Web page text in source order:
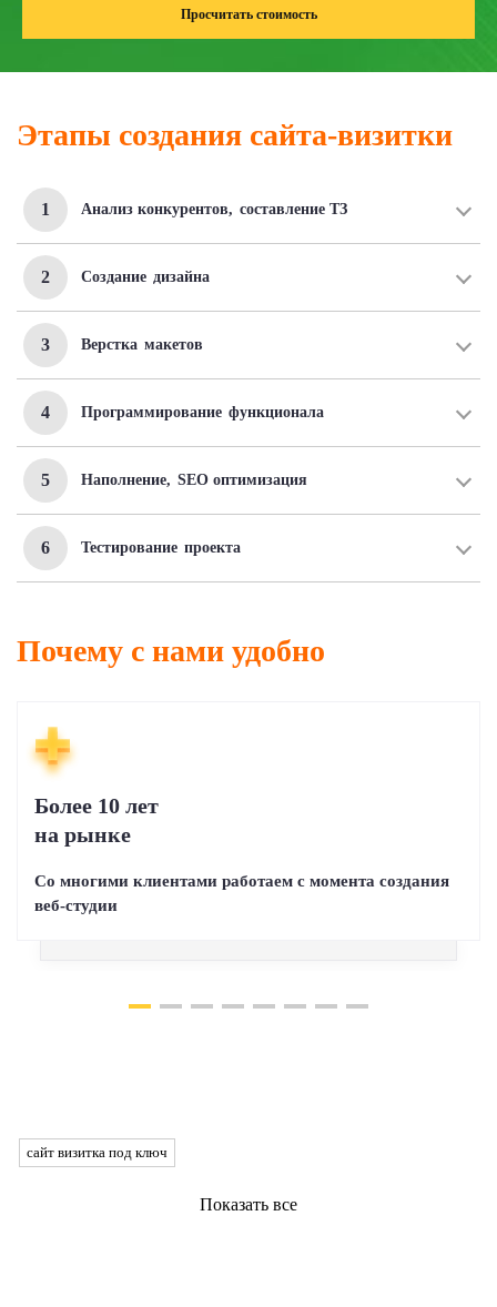
Просчитать стоимость
Этапы создания сайта-визитки
1 Анализ конкурентов, составление ТЗ
2 Создание дизайна
3 Верстка макетов
4 Программирование функционала
5 Наполнение, SEO оптимизация
6 Тестирование проекта
Почему с нами удобно
Более 10 лет
на рынке
Со многими клиентами работаем с момента создания
веб-студии
сайт визитка под ключ
Показать все